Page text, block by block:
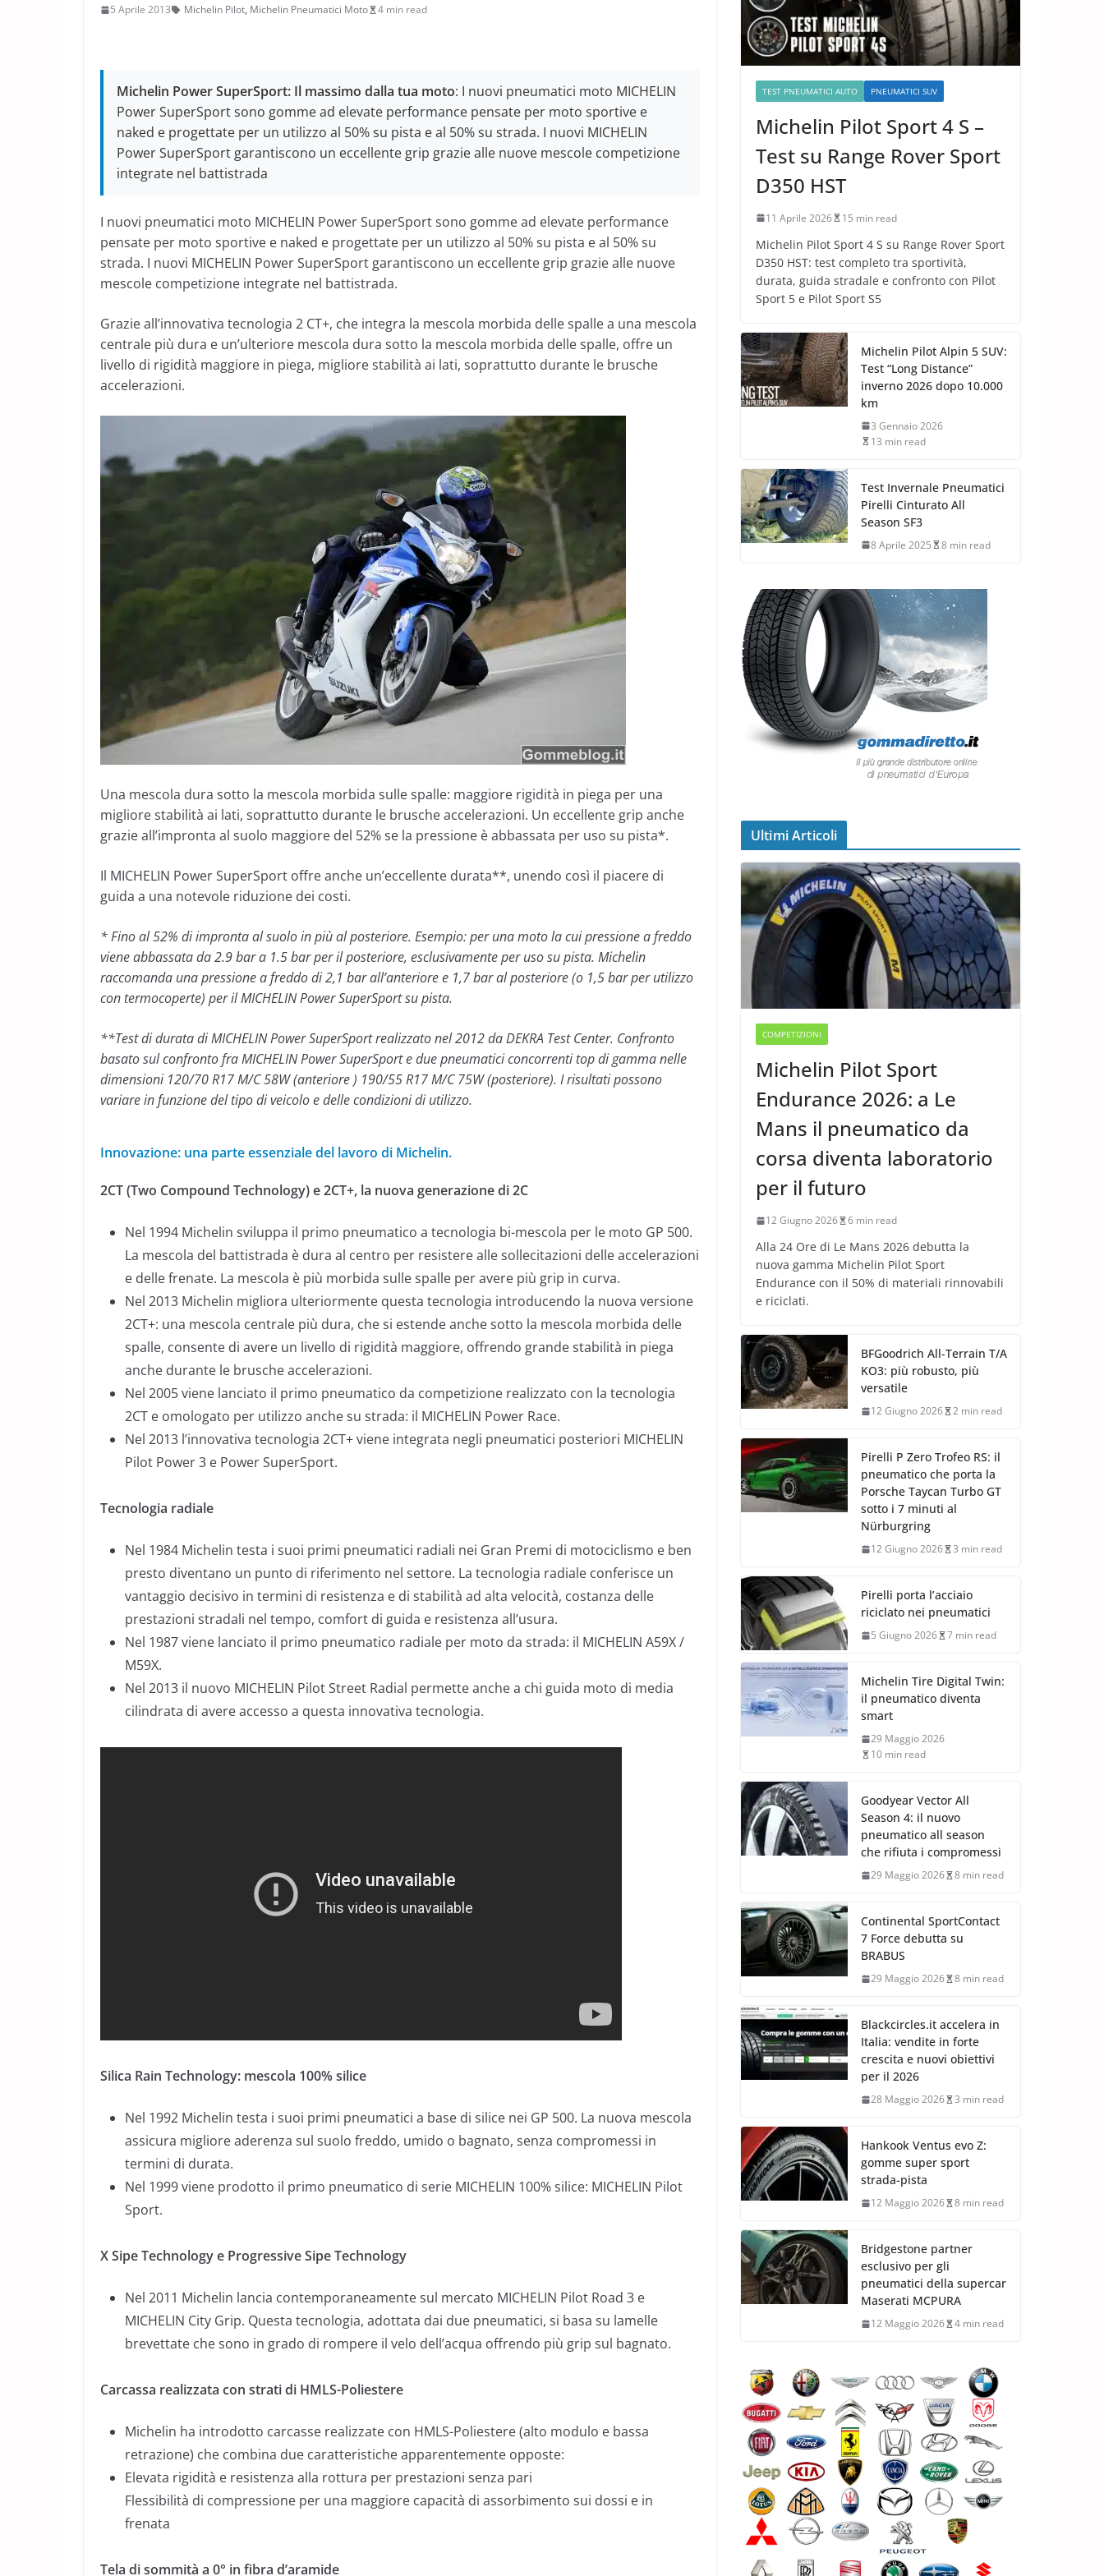
5 Aprile 2013 Michelin Pilot, Michelin Pneumatici Moto 4 min read
Michelin Power SuperSport: Il massimo dalla tua moto: I nuovi pneumatici moto MICHELIN
Power SuperSport sono gomme ad elevate performance pensate per moto sportive e
naked e progettate per un utilizzo al 50% su pista e al 50% su strada. I nuovi MICHELIN
Power SuperSport garantiscono un eccellente grip grazie alle nuove mescole competizione
integrate nel battistrada
I nuovi pneumatici moto MICHELIN Power SuperSport sono gomme ad elevate performance
pensate per moto sportive e naked e progettate per un utilizzo al 50% su pista e al 50% su
strada. I nuovi MICHELIN Power SuperSport garantiscono un eccellente grip grazie alle nuove
mescole competizione integrate nel battistrada.
Grazie all’innovativa tecnologia 2 CT+, che integra la mescola morbida delle spalle a una mescola
centrale più dura e un’ulteriore mescola dura sotto la mescola morbida delle spalle, offre un
livello di rigidità maggiore in piega, migliore stabilità ai lati, soprattutto durante le brusche
accelerazioni.
Una mescola dura sotto la mescola morbida sulle spalle: maggiore rigidità in piega per una
migliore stabilità ai lati, soprattutto durante le brusche accelerazioni. Un eccellente grip anche
grazie all’impronta al suolo maggiore del 52% se la pressione è abbassata per uso su pista*.
Il MICHELIN Power SuperSport offre anche un’eccellente durata**, unendo così il piacere di
guida a una notevole riduzione dei costi.
* Fino al 52% di impronta al suolo in più al posteriore. Esempio: per una moto la cui pressione a freddo
viene abbassata da 2.9 bar a 1.5 bar per il posteriore, esclusivamente per uso su pista. Michelin
raccomanda una pressione a freddo di 2,1 bar all’anteriore e 1,7 bar al posteriore (o 1,5 bar per utilizzo
con termocoperte) per il MICHELIN Power SuperSport su pista.
**Test di durata di MICHELIN Power SuperSport realizzato nel 2012 da DEKRA Test Center. Confronto
basato sul confronto fra MICHELIN Power SuperSport e due pneumatici concorrenti top di gamma nelle
dimensioni 120/70 R17 M/C 58W (anteriore ) 190/55 R17 M/C 75W (posteriore). I risultati possono
variare in funzione del tipo di veicolo e delle condizioni di utilizzo.
Innovazione: una parte essenziale del lavoro di Michelin.
2CT (Two Compound Technology) e 2CT+, la nuova generazione di 2C
Nel 1994 Michelin sviluppa il primo pneumatico a tecnologia bi-mescola per le moto GP 500.
La mescola del battistrada è dura al centro per resistere alle sollecitazioni delle accelerazioni
e delle frenate. La mescola è più morbida sulle spalle per avere più grip in curva.
Nel 2013 Michelin migliora ulteriormente questa tecnologia introducendo la nuova versione
2CT+: una mescola centrale più dura, che si estende anche sotto la mescola morbida delle
spalle, consente di avere un livello di rigidità maggiore, offrendo grande stabilità in piega
anche durante le brusche accelerazioni.
Nel 2005 viene lanciato il primo pneumatico da competizione realizzato con la tecnologia
2CT e omologato per utilizzo anche su strada: il MICHELIN Power Race.
Nel 2013 l’innovativa tecnologia 2CT+ viene integrata negli pneumatici posteriori MICHELIN
Pilot Power 3 e Power SuperSport.
Tecnologia radiale
Nel 1984 Michelin testa i suoi primi pneumatici radiali nei Gran Premi di motociclismo e ben
presto diventano un punto di riferimento nel settore. La tecnologia radiale conferisce un
vantaggio decisivo in termini di resistenza e di stabilità ad alta velocità, costanza delle
prestazioni stradali nel tempo, comfort di guida e resistenza all’usura.
Nel 1987 viene lanciato il primo pneumatico radiale per moto da strada: il MICHELIN A59X /
M59X.
Nel 2013 il nuovo MICHELIN Pilot Street Radial permette anche a chi guida moto di media
cilindrata di avere accesso a questa innovativa tecnologia.
Silica Rain Technology: mescola 100% silice
Nel 1992 Michelin testa i suoi primi pneumatici a base di silice nei GP 500. La nuova mescola
assicura migliore aderenza sul suolo freddo, umido o bagnato, senza compromessi in
termini di durata.
Nel 1999 viene prodotto il primo pneumatico di serie MICHELIN 100% silice: MICHELIN Pilot
Sport.
X Sipe Technology e Progressive Sipe Technology
Nel 2011 Michelin lancia contemporaneamente sul mercato MICHELIN Pilot Road 3 e
MICHELIN City Grip. Questa tecnologia, adottata dai due pneumatici, si basa su lamelle
brevettate che sono in grado di rompere il velo dell’acqua offrendo più grip sul bagnato.
Carcassa realizzata con strati di HMLS-Poliestere
Michelin ha introdotto carcasse realizzate con HMLS-Poliestere (alto modulo e bassa
retrazione) che combina due caratteristiche apparentemente opposte:
Elevata rigidità e resistenza alla rottura per prestazioni senza pari
Flessibilità di compressione per una maggiore capacità di assorbimento sui dossi e in
frenata
Tela di sommità a 0° in fibra d’aramide
TEST PNEUMATICI AUTO PNEUMATICI SUV
Michelin Pilot Sport 4 S –
Test su Range Rover Sport
D350 HST
11 Aprile 2026 15 min read
Michelin Pilot Sport 4 S su Range Rover Sport
D350 HST: test completo tra sportività,
durata, guida stradale e confronto con Pilot
Sport 5 e Pilot Sport S5
Michelin Pilot Alpin 5 SUV:
Test “Long Distance”
inverno 2026 dopo 10.000
km
3 Gennaio 2026
13 min read
Test Invernale Pneumatici
Pirelli Cinturato All
Season SF3
8 Aprile 2025 8 min read
Ultimi Articoli
COMPETIZIONI
Michelin Pilot Sport
Endurance 2026: a Le
Mans il pneumatico da
corsa diventa laboratorio
per il futuro
12 Giugno 2026 6 min read
Alla 24 Ore di Le Mans 2026 debutta la
nuova gamma Michelin Pilot Sport
Endurance con il 50% di materiali rinnovabili
e riciclati.
BFGoodrich All-Terrain T/A
KO3: più robusto, più
versatile
12 Giugno 2026 2 min read
Pirelli P Zero Trofeo RS: il
pneumatico che porta la
Porsche Taycan Turbo GT
sotto i 7 minuti al
Nürburgring
12 Giugno 2026 3 min read
Pirelli porta l’acciaio
riciclato nei pneumatici
5 Giugno 2026 7 min read
Michelin Tire Digital Twin:
il pneumatico diventa
smart
29 Maggio 2026
10 min read
Goodyear Vector All
Season 4: il nuovo
pneumatico all season
che rifiuta i compromessi
29 Maggio 2026 8 min read
Continental SportContact
7 Force debutta su
BRABUS
29 Maggio 2026 8 min read
Blackcircles.it accelera in
Italia: vendite in forte
crescita e nuovi obiettivi
per il 2026
28 Maggio 2026 3 min read
Hankook Ventus evo Z:
gomme super sport
strada-pista
12 Maggio 2026 8 min read
Bridgestone partner
esclusivo per gli
pneumatici della supercar
Maserati MCPURA
12 Maggio 2026 4 min read